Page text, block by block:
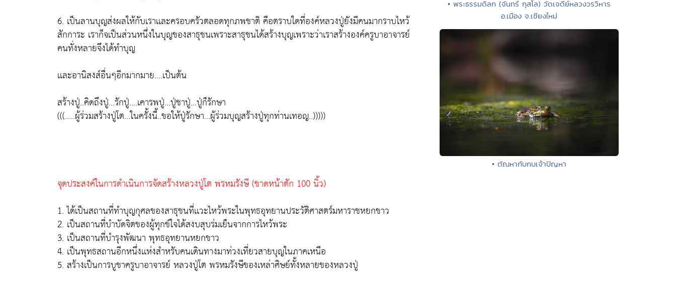
6. เป็นลานบุญส่งผลให้กับเราเเละครอบครัวตลอดทุกภพชาติ คือตราบใดที่องค์หลวงปู่ยังมีคนมากราบไหว้
สักการะ เราก็จเป็นส่วนหนึ่งในบุญของสาธุชนเพราะสาธุชนได้สร้างบุญเพราะว่าเราสร้างองค์ครูบาอาจารย์
คนทั่งหลายจึงได้ทำบุญ
เเละอานิสงส์อื่นๆอีกมากมาย....เป็นต้น
สร้างปู่..คิดถึงปู่...รักปู่....เคารพปู่...ปู่ชาปู่...ปู่ก็รักษา
(((.....ผู้ร่วมสร้างปู่โต...ในครั้งนี้..ขอให้ปู่รักษา...ผู้ร่วมบุญสร้างปู่ทุกท่านเทอญ..)))))
จุดประสงค์ในการดำเนินการจัดสร้างหลวงปู่โต พรหมรังษี (ขาดหน้าตัก 100 นิ้ว)
1. ได้เป็นสถานที่ทำบุญกุศลของสาธุชนที่เเวะไหว้พระในพุทธอุทยานประวัติศาสตร์มหาราชหยกขาว
2. เป็นสถานที่บำบัดจิตของผู้ทุกข์ใจได้สงบสุบร่มเย็นจากการไหว้พระ
3. เป็นสถานที่บำรุงพัฒนา พุทธอุทยานหยกขาว
4. เป็นพุทธสถานอีกหนึ่งเเห่งสำหรับคนเดินทางมาท่วงเที่ยวสายบุญในภาคเหนือ
5. สร้างเป็นการบูชาครูบาอาจารย์ หลวงปู่โต พรหมรังษีของเหล่าศิษย์ทั้งหลายของหลวงปู่
• พระธรรมดิลก (จันทร์ กุสโล) วัดเจดีย์หลวงวรวิหาร
อ.เมือง จ.เชียงใหม่
• ตัณหากับกบเจ้าปัญหา